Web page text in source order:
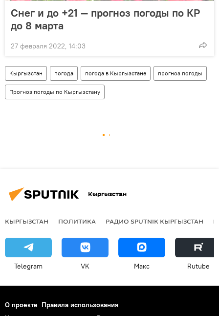
Снег и до +21 — прогноз погоды по КР
до 8 марта
27 февраля 2022, 14:03
Кыргызстан погода погода в Кыргызстане прогноз погоды
Прогноз погоды по Кыргызстану
Кыргызстан
КЫРГЫЗСТАН ПОЛИТИКА РАДИО SPUTNIK КЫРГЫЗСТАН
Telegram VK Макс Rutube
О проекте Правила использования